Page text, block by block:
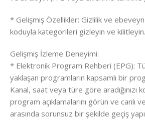
* Gelişmiş Özellikler: Gizlilik ve
koduyla kategorileri gizleyin ve kilitleyin.
Gelişmiş İzleme Deneyimi:
* Elektronik Program Rehberi (EPG):
yaklaşan programların kapsamlı bir
Kanal, saat veya türe göre aradığınızı
program açıklamalarını görün ve canlı
arasında sorunsuz bir şekilde geçiş